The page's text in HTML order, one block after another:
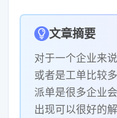
文章摘要
对于一个企业来
或者是工单比较
派单是很多企业
出现可以很好的